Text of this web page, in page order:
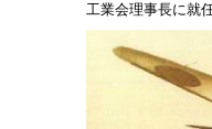
工業会理事長に就